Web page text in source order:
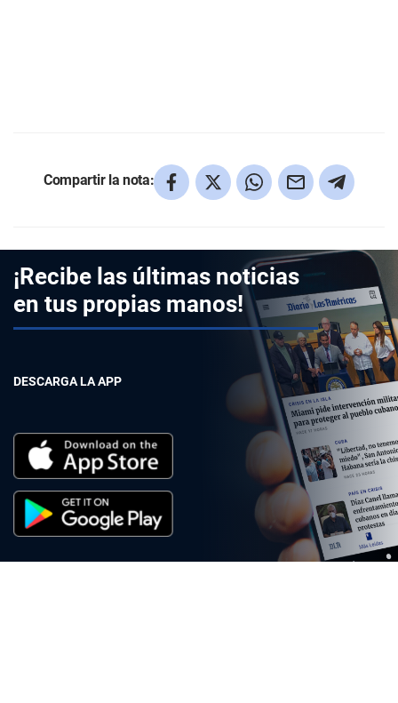
Compartir la nota:
¡Recibe las últimas noticias
en tus propias manos!
DESCARGA LA APP